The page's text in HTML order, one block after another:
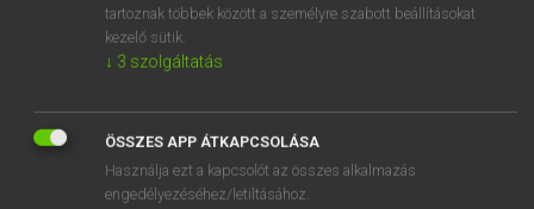
VÁLLALATI MEGOLDÁSOK
RÓLUNK
ELÉRHETŐSÉG
SÜTI BEÁLLÍTÁSOK
tartoznak többek között a személyre szabott beállításokat
kezelő sütik.
↓ 3 szolgáltatás
ÖSSZES APP ÁTKAPCSOLÁSA
Használja ezt a kapcsolót az összes alkalmazás
engedélyezéséhez/letiltásához.